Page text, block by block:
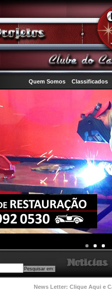
Quem Somos Classificados
News Letter: Clique Aqui e